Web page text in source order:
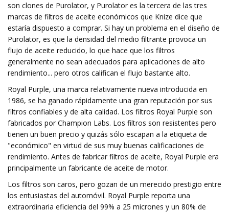
son clones de Purolator, y Purolator es la tercera de las tres
marcas de filtros de aceite económicos que Knize dice que
estaría dispuesto a comprar. Si hay un problema en el diseño de
Purolator, es que la densidad del medio filtrante provoca un
flujo de aceite reducido, lo que hace que los filtros
generalmente no sean adecuados para aplicaciones de alto
rendimiento... pero otros califican el flujo bastante alto.
Royal Purple, una marca relativamente nueva introducida en
1986, se ha ganado rápidamente una gran reputación por sus
filtros confiables y de alta calidad. Los filtros Royal Purple son
fabricados por Champion Labs. Los filtros son resistentes pero
tienen un buen precio y quizás sólo escapan a la etiqueta de
"económico" en virtud de sus muy buenas calificaciones de
rendimiento. Antes de fabricar filtros de aceite, Royal Purple era
principalmente un fabricante de aceite de motor.
Los filtros son caros, pero gozan de un merecido prestigio entre
los entusiastas del automóvil. Royal Purple reporta una
extraordinaria eficiencia del 99% a 25 micrones y un 80% de